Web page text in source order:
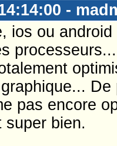
-
ios ou
pas encore
super bien.